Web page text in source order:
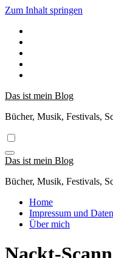
Zum Inhalt springen
Das ist mein Blog
Bücher, Musik, Festivals,
Das ist mein Blog
Bücher, Musik, Festivals,
Home
Impressum und
Über mich